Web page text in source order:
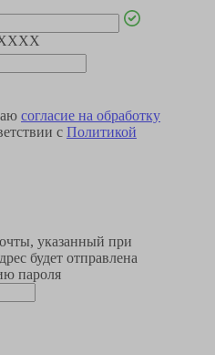
согласие на обработку
с Политикой
указанный при
будет отправлена
пароля